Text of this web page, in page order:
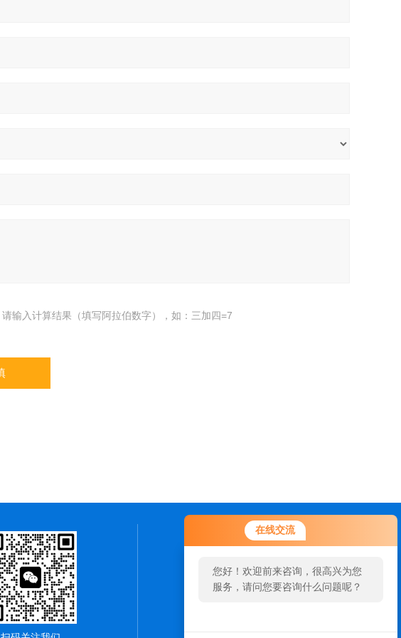
在线交流
您好！欢迎前来咨询，很高兴为您
服务，请问您要咨询什么问题呢？
请输入计算结果（填写阿拉伯数字），如：三加四=7
联系我们
24小时热线：